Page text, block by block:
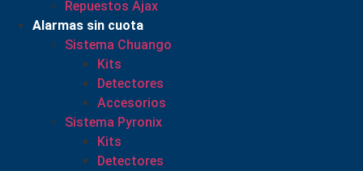
Repuestos Ajax
Alarmas sin cuota
Sistema Chuango
Kits
Detectores
Accesorios
Sistema Pyronix
Kits
Detectores